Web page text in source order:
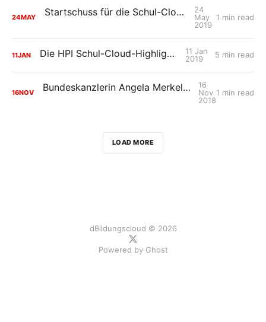
24MAY Startschuss für die Schul-Cloud Brandenburg
24
May
2019
1 min read
11JAN Die HPI Schul-Cloud-Highlights 2018
11 Jan
2019
5 min read
16NOV Bundeskanzlerin Angela Merkel in der HPI Schul-Cloud
16
Nov
2018
1 min read
LOAD MORE
dBildungscloud © 2026
Powered by Ghost